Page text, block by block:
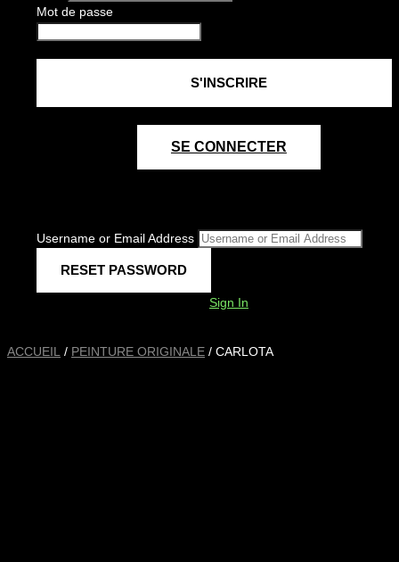
Mot de passe
SE CONNECTER
Username or Email Address
Sign In
ACCUEIL / PEINTURE ORIGINALE / CARLOTA